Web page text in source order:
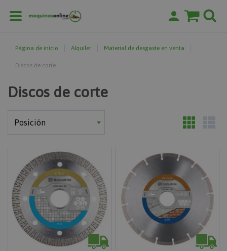
Página de inicio Alquiler Material de desgaste en venta
Discos de corte
Discos de corte